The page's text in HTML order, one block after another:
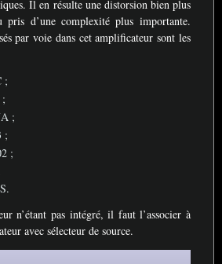
Il en résulte une distorsion bien plus
pris d’une complexité plus importante.
par voie dans cet amplificateur sont les
;
;
;
;
;
.
n’étant pas intégré, il faut l’associer à
avec sélecteur de source.